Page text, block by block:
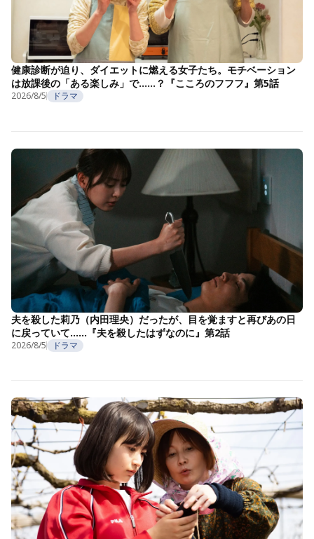
健康診断が迫り、ダイエットに燃える女子たち。モチベーション
は放課後の「ある楽しみ」で……？『こころのフフフ』第5話
2026/8/5 ドラマ
夫を殺した莉乃（内田理央）だったが、目を覚ますと再びあの日
に戻っていて……『夫を殺したはずなのに』第2話
2026/8/5 ドラマ